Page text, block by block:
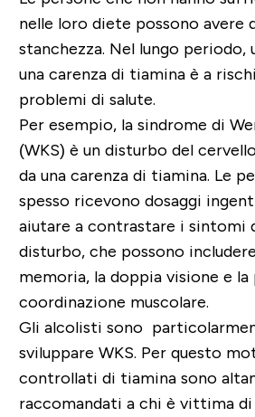
nelle loro diete possono avere
stanchezza. Nel lungo periodo,
una carenza di tiamina è a
problemi di salute.
Per esempio, la sindrome di
(WKS) è un disturbo del
da una carenza di tiamina. Le
spesso ricevono dosaggi
aiutare a contrastare i sintomi
disturbo, che possono
memoria, la doppia visione e
coordinazione muscolare.
Gli alcolisti sono
sviluppare WKS. Per questo
controllati di tiamina sono
raccomandati a chi è vittima di